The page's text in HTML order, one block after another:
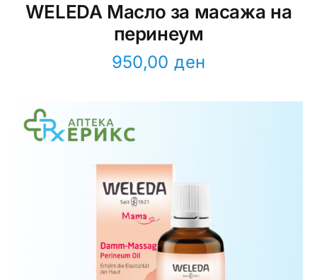
Здравствени проблеми
Интимно здравје
Медицински апрати
WELEDA Масло за масажа на
перинеум
950,00ден